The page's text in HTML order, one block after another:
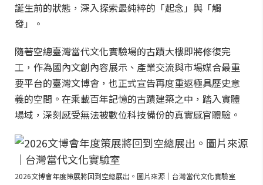
誕生前的狀態，深入探索最純粹的「起念」與「觸
發」。
隨著空總臺灣當代文化實驗場的古蹟大樓即將修復完
工，作為國內文創內容展示、產業交流與市場媒合最重
要平台的臺灣文博會，也正式宣告再度重返極具歷史意
義的空間。在乘載百年記憶的古蹟建築之中，踏入實體
場域，深刻感受無法被數位科技備份的真實感官體驗。
2026文博會年度策展將回到空總展出。圖片來源｜台灣當代文化實驗室